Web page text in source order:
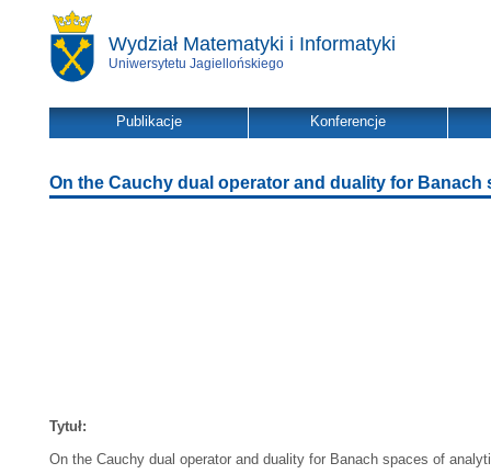
Wydział Matematyki i Informatyki
Uniwersytetu Jagiellońskiego
Publikacje Konferencje
On the Cauchy dual operator and duality for
Tytuł:
On the Cauchy dual operator and duality for Banach spaces of